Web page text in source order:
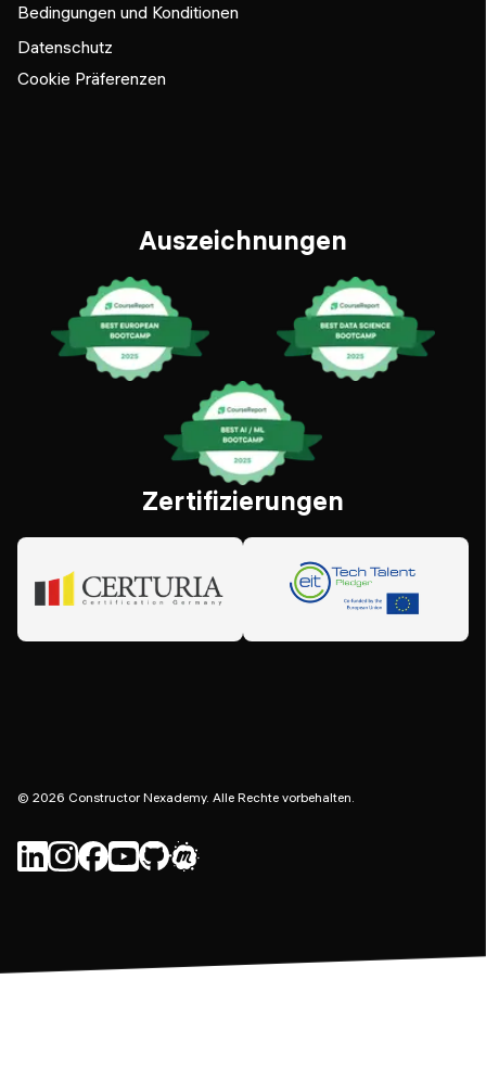
Bedingungen und Konditionen
Datenschutz
Cookie Präferenzen
Auszeichnungen
Zertifizierungen
© 2026 Constructor Nexademy. Alle Rechte vorbehalten